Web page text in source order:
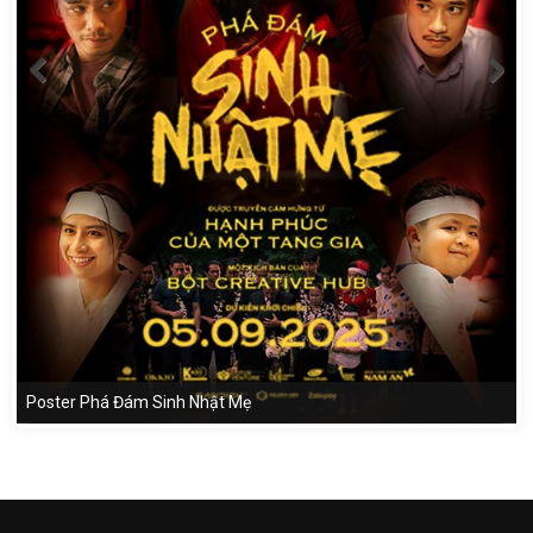
Poster Phá Đám Sinh Nhật Mẹ